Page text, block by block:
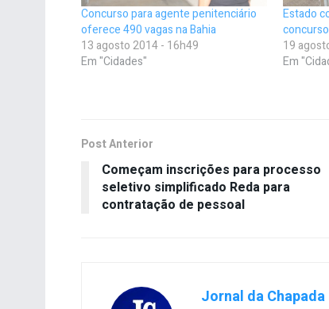
Concurso para agente penitenciário
oferece 490 vagas na Bahia
13 agosto 2014 - 16h49
Em "Cidades"
Estado
19
Em
Post Anterior
Começam inscrições para processo
seletivo simplificado Reda para
contratação de pessoal
Jornal da Chapada